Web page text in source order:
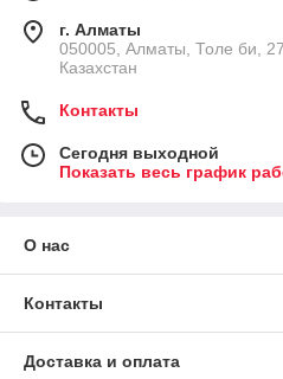
г. Алматы
050005, Алматы, Толе би,
Казахстан
Контакты
Сегодня выходной
Показать весь график
О нас
Контакты
Доставка и оплата